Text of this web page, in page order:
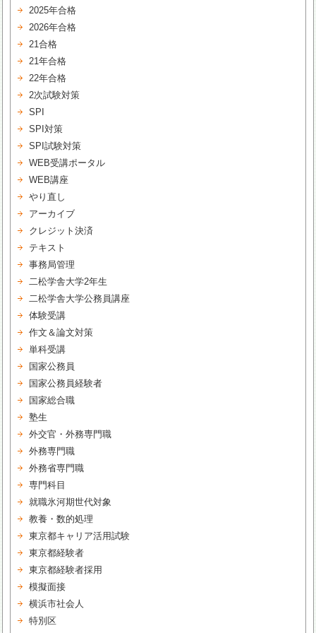
2025年合格
2026年合格
21合格
21年合格
22年合格
2次試験対策
SPI
SPI対策
SPI試験対策
WEB受講ポータル
WEB講座
やり直し
アーカイブ
クレジット決済
テキスト
事務局管理
二松学舎大学2年生
二松学舎大学公務員講座
体験受講
作文＆論文対策
単科受講
国家公務員
国家公務員経験者
国家総合職
塾生
外交官・外務専門職
外務専門職
外務省専門職
専門科目
就職氷河期世代対象
教養・数的処理
東京都キャリア活用試験
東京都経験者
東京都経験者採用
模擬面接
横浜市社会人
特別区